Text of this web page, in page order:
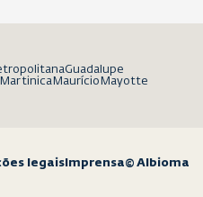
Guadalupe
Martinica Maurício Mayotte
legaisImprensa© Albioma